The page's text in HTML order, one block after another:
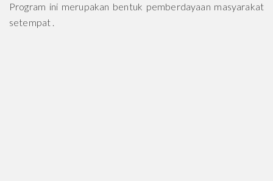
Program ini merupakan bentuk pemberdayaan masyarakat
setempat .